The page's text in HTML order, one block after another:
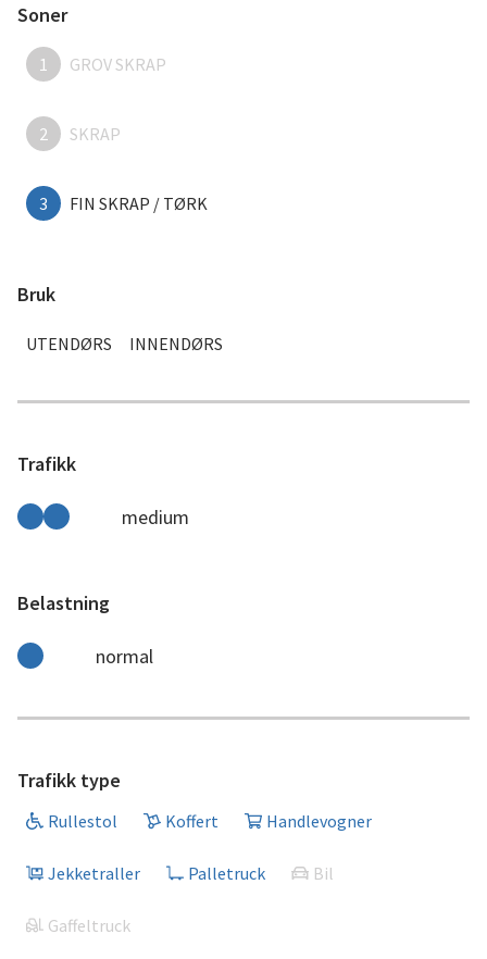
Soner
1 GROV SKRAP
2 SKRAP
3 FIN SKRAP / TØRK
Bruk
UTENDØRS INNENDØRS
Trafikk
medium
Belastning
normal
Trafikk type
Rullestol Koffert Handlevogner
Jekketraller Palletruck Bil
Gaffeltruck